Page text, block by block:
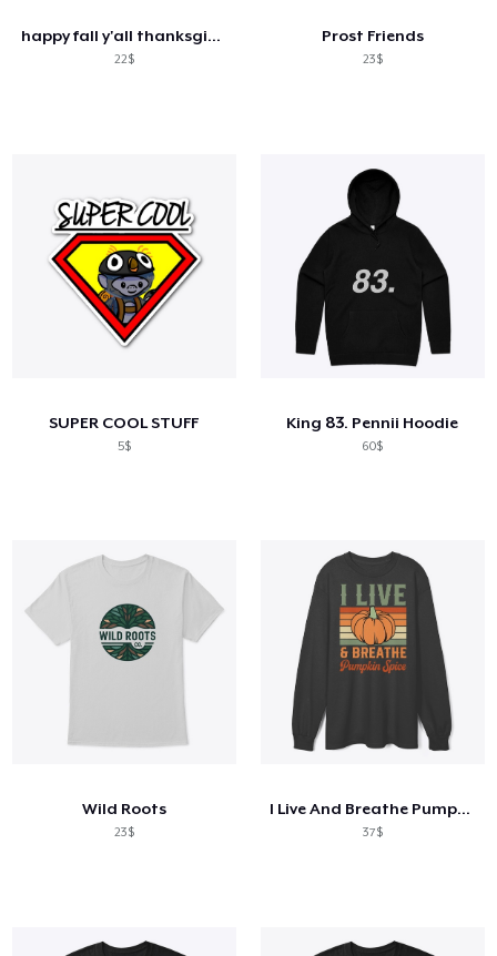
happy fall y'all thanksgiving pumpkin
22$
Prost Friends
23$
SUPER COOL STUFF
5$
King 83. Pennii Hoodie
60$
Wild Roots
23$
I Live And Breathe Pumpkin Spice
37$